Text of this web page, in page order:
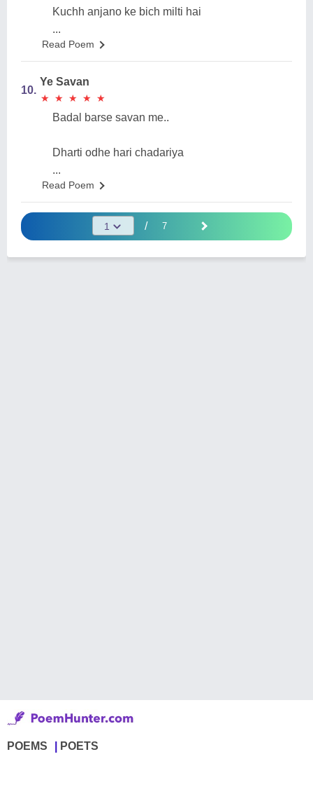
Kuchh anjano ke bich milti hai
...
Read Poem
10.
Ye Savan
★
★ ★
★ ★
★ ★
★ ★
★
Badal barse savan me..
Dharti odhe hari chadariya
...
Read Poem
/ 7
POEMS POETS